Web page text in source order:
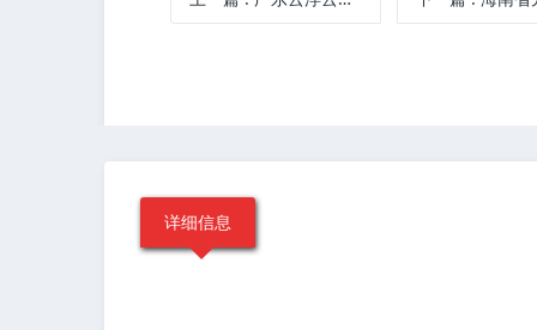
发布时间：2025-08-04 10:12:31
上一篇:广东云浮云杨公路一期二标工程 下一篇:海南省儿